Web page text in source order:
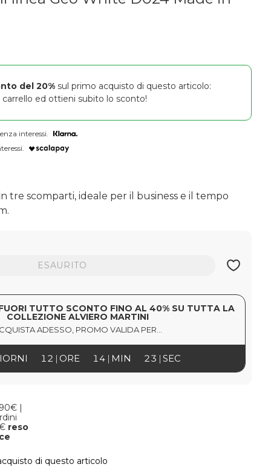
del 20% sul primo acquisto di questo articolo:
ed ottieni subito lo sconto!
interessi.
tre scomparti, ideale per il business e il tempo
ESAURITO
TUTTO SCONTO FINO AL 40% SU TUTTA LA
COLLEZIONE ALVIERO MARTINI
ADESSO, PROMO VALIDA PER...
12 14 22
ORE MIN SEC
|
reso
di questo articolo